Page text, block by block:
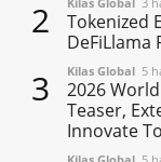
2
Tokenized
DeFiLlama
3 Kilas Global 5
2026
Teaser,
Innovate